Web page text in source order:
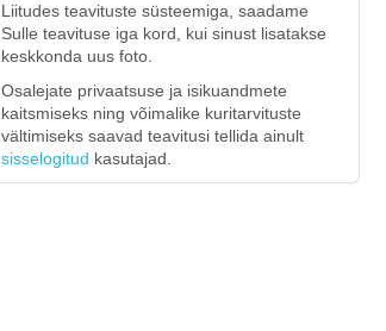
Liitudes teavituste süsteemiga, saadame
Sulle teavituse iga kord, kui sinust lisatakse
keskkonda uus foto.
Osalejate privaatsuse ja isikuandmete
kaitsmiseks ning võimalike kuritarvituste
vältimiseks saavad teavitusi tellida ainult
sisselogitud kasutajad.